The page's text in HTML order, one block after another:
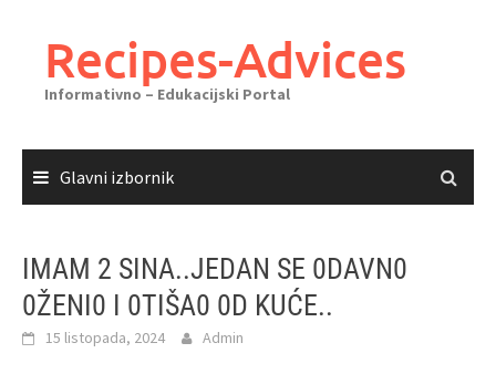
sadržajaRecipes-Advices
Informativno – Edukacijski Portal
Glavni izbornik
IMAM 2 SINA..JEDAN SE 0DAVN0
0ŽENI0 I 0TIŠA0 0D KUĆE..
15 listopada, 2024 Admin